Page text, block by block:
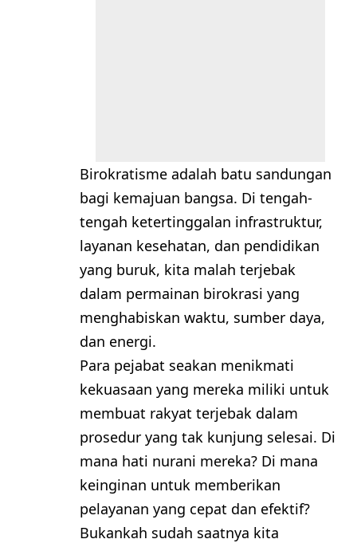
Birokratisme adalah batu sandungan
bagi kemajuan bangsa. Di tengah-
tengah ketertinggalan infrastruktur,
layanan kesehatan, dan pendidikan
yang buruk, kita malah terjebak
dalam permainan birokrasi yang
menghabiskan waktu, sumber daya,
dan energi.
Para pejabat seakan menikmati
kekuasaan yang mereka miliki untuk
membuat rakyat terjebak dalam
prosedur yang tak kunjung selesai. Di
mana hati nurani mereka? Di mana
keinginan untuk memberikan
pelayanan yang cepat dan efektif?
Bukankah sudah saatnya kita